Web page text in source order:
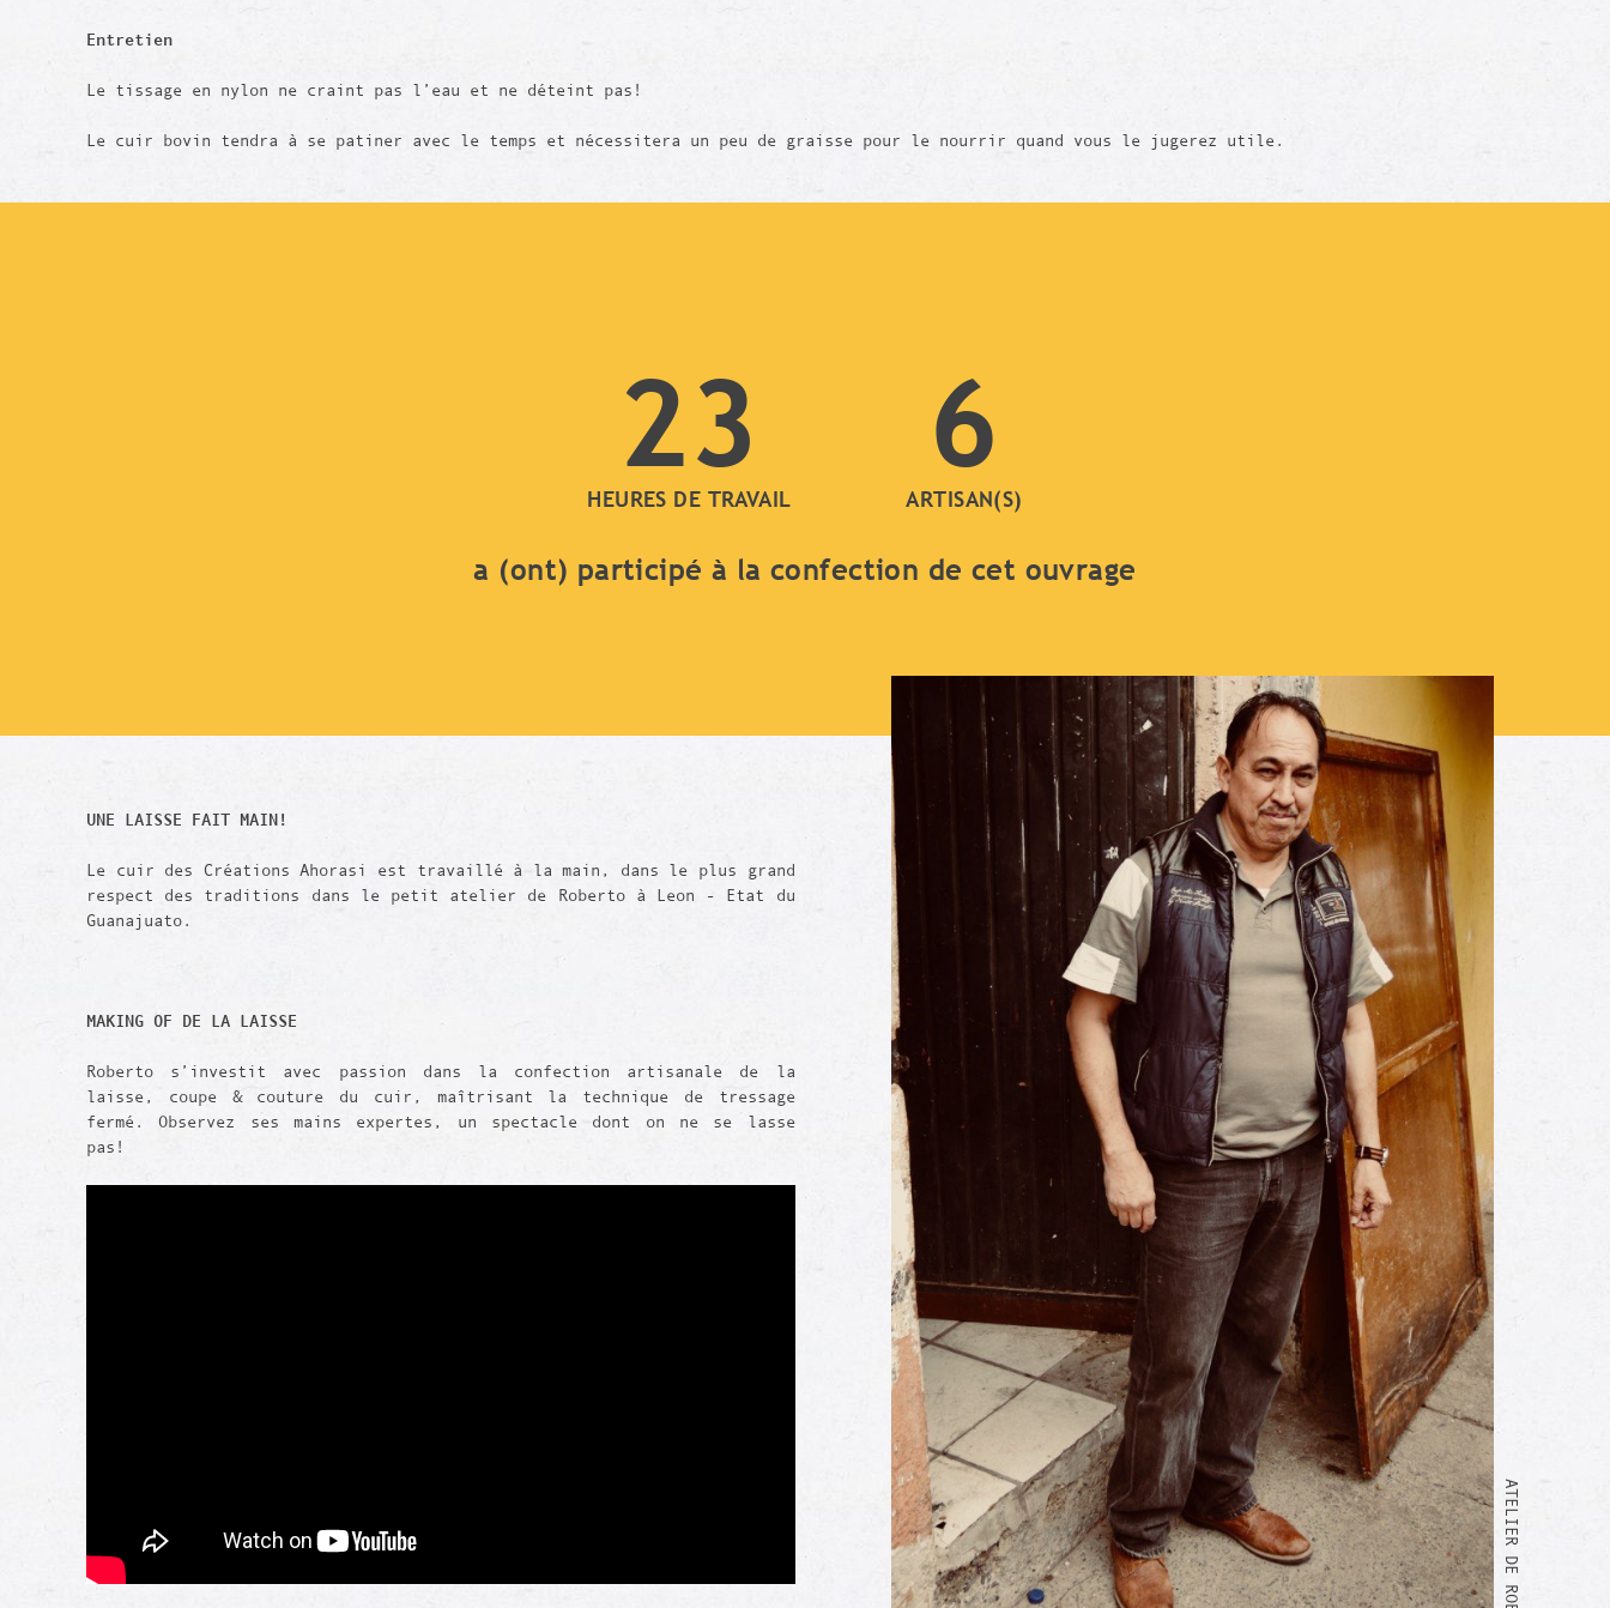
Entretien
Le tissage en nylon ne craint pas l’eau et ne déteint pas!
Le cuir bovin tendra à se patiner avec le temps et nécessitera un peu de graisse pour le nourrir quand vous le jugerez utile.
23
HEURES DE TRAVAIL
6
ARTISAN(S)
a (ont) participé à la confection de cet ouvrage
UNE LAISSE FAIT MAIN!
Le cuir des Créations Ahorasi est travaillé à la main, dans le plus grand
respect des traditions dans le petit atelier de Roberto à Leon - Etat du
Guanajuato.
MAKING OF DE LA LAISSE
Roberto s’investit avec passion dans la confection artisanale de la
laisse, coupe & couture du cuir, maîtrisant la technique de tressage
fermé. Observez ses mains expertes, un spectacle dont on ne se lasse
pas!
ATELIER DE ROBERTO